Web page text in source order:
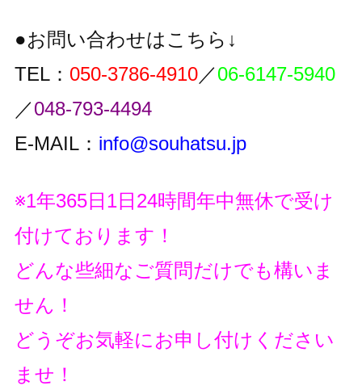
●お問い合わせはこちら↓
TEL： 050-3786-4910／06-6147-5940
／048-793-4494
E-MAIL： info@souhatsu.jp
※1年365日1日24時間年中無休で受け
付けております！
どんな些細なご質問だけでも構いま
せん！
どうぞお気軽にお申し付けください
ませ！